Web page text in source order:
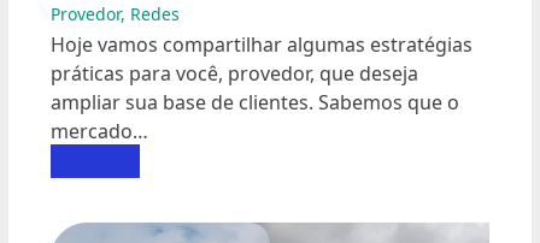
Provedor, Redes
Hoje vamos compartilhar algumas estratégias
práticas para você, provedor, que deseja
ampliar sua base de clientes. Sabemos que o
mercado…